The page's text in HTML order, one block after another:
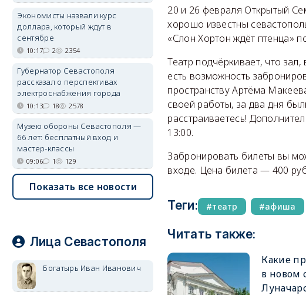
20 и 26 февраля Открытый
хорошо известны
«Слон Хортон ждёт птенца»
Театр подчёркивает, что
есть возможность
пространству Артёма
своей работы, за два дня
расстраиваетесь!
13:00.
Забронировать билеты вы
входе. Цена билета — 400
Теги: театр афиша
Читать также:
Какие
в новом
Экономисты назвали курс
доллара, который ждут в
сентябре
10:17 2 2354
Губернатор Севастополя
рассказал о перспективах
электроснабжения города
10:13 18 2578
Музею обороны Севастополя —
66 лет: бесплатный вход и
мастер-классы
09:06 1 129
Показать все новости
Лица Севастополя
Богатырь Иван Иванович